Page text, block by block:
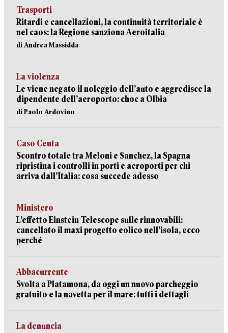
Trasporti
Ritardi e cancellazioni, la continuità territoriale è
nel caos: la Regione sanziona Aeroitalia
di Andrea Massidda
La violenza
Le viene negato il noleggio dell’auto e aggredisce la
dipendente dell’aeroporto: choc a Olbia
di Paolo Ardovino
Caso Ceuta
Scontro totale tra Meloni e Sanchez, la Spagna
ripristina i controlli in porti e aeroporti per chi
arriva dall’Italia: cosa succede adesso
Ministero
L’effetto Einstein Telescope sulle rinnovabili:
cancellato il maxi progetto eolico nell’isola, ecco
perché
Abbacurrente
Svolta a Platamona, da oggi un nuovo parcheggio
gratuito e la navetta per il mare: tutti i dettagli
La denuncia